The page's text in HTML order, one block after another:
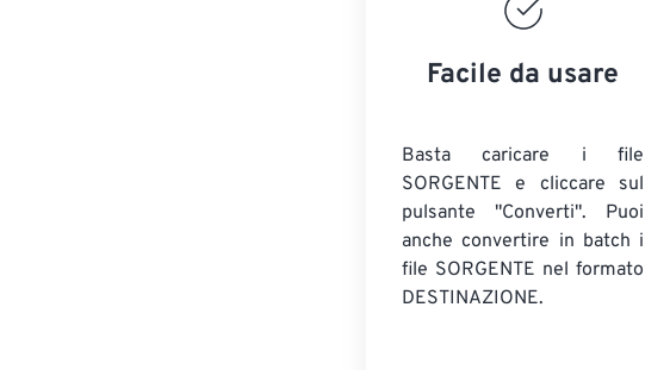
Facile da usare
Basta caricare i file
SORGENTE e cliccare sul
pulsante "Converti". Puoi
anche convertire in batch i
file SORGENTE nel formato
DESTINAZIONE.